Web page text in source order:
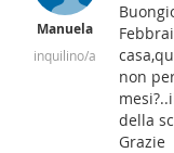
Manuela
inquilino/a
non
della
Grazie